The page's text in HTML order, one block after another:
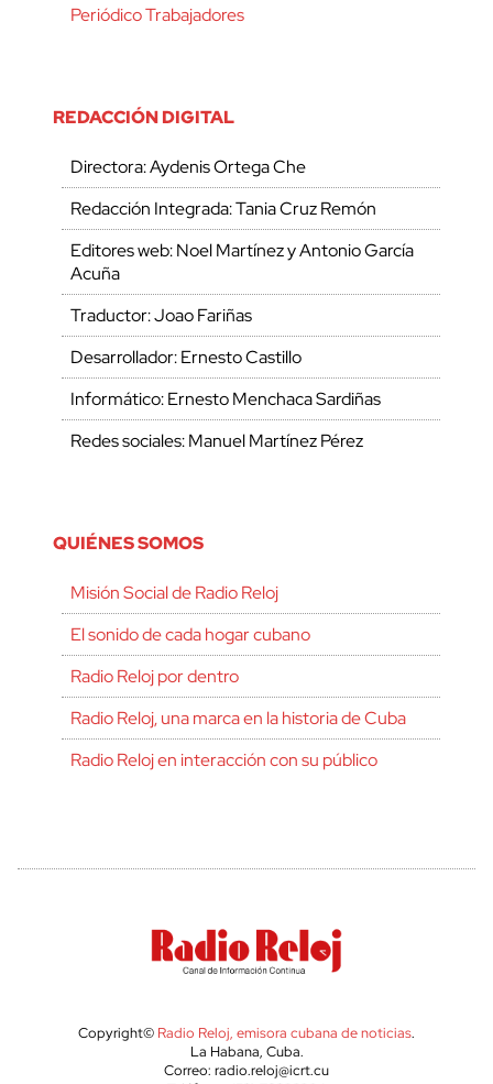
Periódico Trabajadores
REDACCIÓN DIGITAL
Directora: Aydenis Ortega Che
Redacción Integrada: Tania Cruz Remón
Editores web: Noel Martínez y Antonio García
Acuña
Traductor: Joao Fariñas
Desarrollador: Ernesto Castillo
Informático: Ernesto Menchaca Sardiñas
Redes sociales: Manuel Martínez Pérez
QUIÉNES SOMOS
Misión Social de Radio Reloj
El sonido de cada hogar cubano
Radio Reloj por dentro
Radio Reloj, una marca en la historia de Cuba
Radio Reloj en interacción con su público
Copyright© Radio Reloj, emisora cubana de noticias.
La Habana, Cuba.
Correo: radio.reloj@icrt.cu